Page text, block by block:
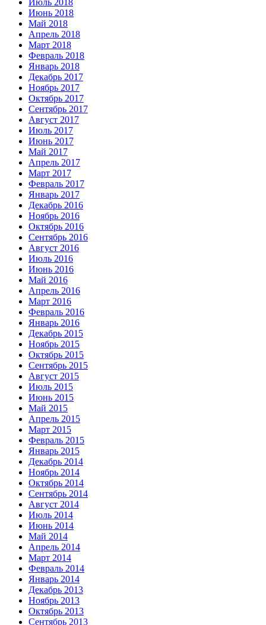
Июль 2018
Июнь 2018
Май 2018
Апрель 2018
Март 2018
Февраль 2018
Январь 2018
Декабрь 2017
Ноябрь 2017
Октябрь 2017
Сентябрь 2017
Август 2017
Июль 2017
Июнь 2017
Май 2017
Апрель 2017
Март 2017
Февраль 2017
Январь 2017
Декабрь 2016
Ноябрь 2016
Октябрь 2016
Сентябрь 2016
Август 2016
Июль 2016
Июнь 2016
Май 2016
Апрель 2016
Март 2016
Февраль 2016
Январь 2016
Декабрь 2015
Ноябрь 2015
Октябрь 2015
Сентябрь 2015
Август 2015
Июль 2015
Июнь 2015
Май 2015
Апрель 2015
Март 2015
Февраль 2015
Январь 2015
Декабрь 2014
Ноябрь 2014
Октябрь 2014
Сентябрь 2014
Август 2014
Июль 2014
Июнь 2014
Май 2014
Апрель 2014
Март 2014
Февраль 2014
Январь 2014
Декабрь 2013
Ноябрь 2013
Октябрь 2013
Сентябрь 2013